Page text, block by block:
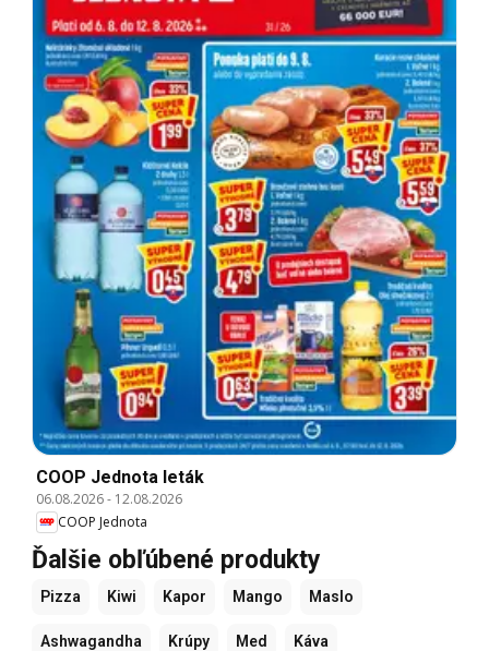
COOP Jednota leták
06.08.2026- 12.08.2026
COOP Jednota
Ďalšie obľúbené produkty
Pizza Kiwi Kapor Mango Maslo
Ashwagandha Krúpy Med Káva